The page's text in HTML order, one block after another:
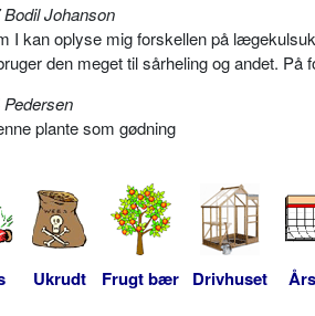
Johanson
I kan oplyse mig forskellen på
den meget til sårheling og andet. På
plante som gødning
Ukrudt Frugt bær Drivhuset